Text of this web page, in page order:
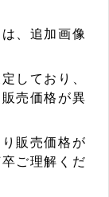
、追加画像
しており、
売価格が異
販売価格が
ご理解くだ